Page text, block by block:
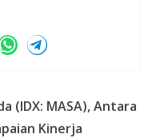
(IDX: MASA), Antara
Kinerja